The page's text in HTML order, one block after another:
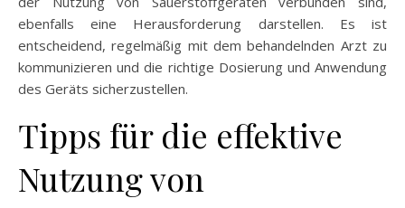
ebenfalls eine Herausforderung darstellen. Es ist
entscheidend, regelmäßig mit dem behandelnden Arzt zu
kommunizieren und die richtige Dosierung und Anwendung
des Geräts sicherzustellen.
Tipps für die effektive
Nutzung von